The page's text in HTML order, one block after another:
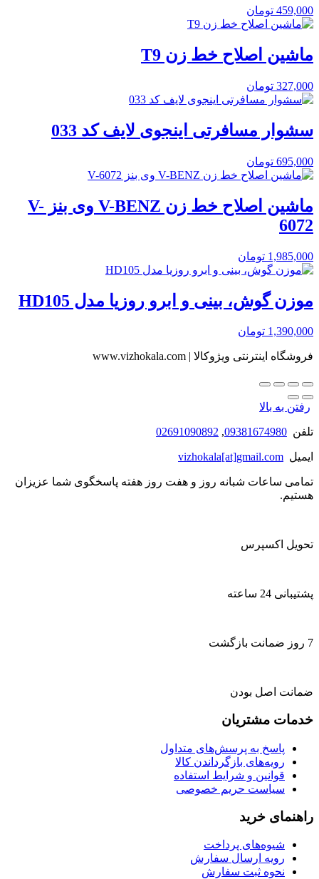
459,000 تومان
ماشین اصلاح خط زن T9
327,000 تومان
سشوار مسافرتی اینجوی لایف کد 033
695,000 تومان
ماشین اصلاح خط زن V-BENZ وی بنز V-
6072
1,985,000 تومان
موزن گوش، بینی و ابرو روزیا مدل HD105
1,390,000 تومان
فروشگاه اینترنتی ویژوکالا | www.vizhokala.com
رفتن به بالا
تلفن 09381674980
,
02691090892
ایمیل vizhokala[at]gmail.com
تمامی ساعات شبانه روز و هفت روز هفته پاسخگوی شما عزیزان
هستیم.
تحویل اکسپرس
پشتیبانی 24 ساعته
7 روز ضمانت بازگشت
ضمانت اصل بودن
خدمات مشتریان
پاسخ به پرسش‌های متداول
رویه‌های بازگرداندن کالا
قوانین و شرایط استفاده
سیاست حریم خصوصی
راهنمای خرید
شیوه‌های پرداخت
رویه ارسال سفارش
نحوه ثبت سفارش